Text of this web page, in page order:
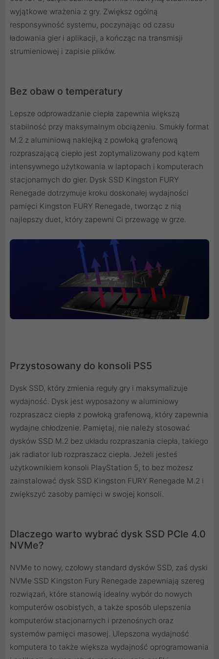
wyjątkowe wrażenia z gry. Zwiększ ogólną
responsywność systemu, poczynając od czasu
ładowania gier i aplikacji, a kończąc na transmisji
strumieniowej i zapisie plików.
Bez obaw o temperatury
Lepsze odprowadzanie ciepła zapewnia większą
stabilność przy maksymalnym obciążeniu. Smukły format
M.2 z aluminiową naklejką z powłoką grafenową
rozpraszającą ciepło jest zoptymalizowany pod kątem
intensywnego użytkowania w laptopach i komputerach
stacjonarnych do gier. Dysk SSD Kingston FURY
Renegade dotrzymuje kroku doskonałej wydajności
pamięci Kingston FURY Renegade, tworząc z nią
najlepszy duet, który zapewni Ci przewagę w grze.
Przystosowany do konsoli PS5
Dysk SSD, który zmienia reguły gry i maksymalizuje
wydajność. Dysk jest wyposażony w aluminiowy
rozpraszacz ciepła z powłoką grafenową, który zapewnia
wydajne chłodzenie. Pamiętaj, nie należy stosować
dysków SSD M.2 bez układu rozpraszania ciepła, takiego
jak radiator lub rozpraszacz ciepła. Jeżeli jesteś
użytkownikiem konsoli PlayStation 5, to bez możesz
zainstalować dysk SSD Kingston FURY Renegade M.2 i
zwiększyć zasoby pamięci w swojej konsoli.
Dlaczego warto wybrać dysk SSD PCIe 4.0
NVMe?
NVMe to nowy, czołowy standard dysków SSD, zaś dyski
NVMe SSD Kingston Fury Renegade zapewniają szereg
rozwiązań, które stanowią idealny wybór do nowych
komputerów osobistych, a także sposób ulepszenia
komputerów stacjonarnych i przenośnych oraz
systemów pamięci masowej. Ulepszona wydajność
komputera to także większa wydajność oprogramowania